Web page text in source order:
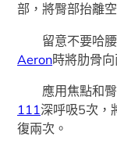
部，將臀部抬離
留意不要哈
Aeron時將肋骨向
應用焦點和
111深呼吸5次，
復兩次。